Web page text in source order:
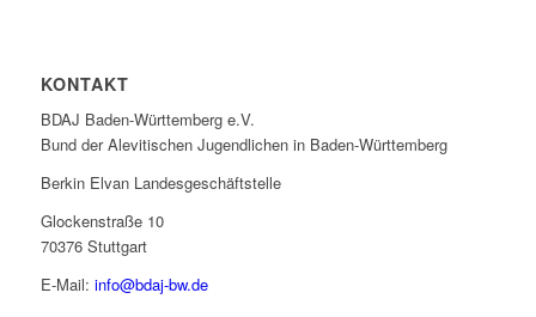
KONTAKT
BDAJ Baden-Württemberg e.V.
Bund der Alevitischen Jugendlichen in Baden-Württemberg
Berkin Elvan Landesgeschäftstelle
Glockenstraße 10
70376 Stuttgart
E-Mail: info@bdaj-bw.de